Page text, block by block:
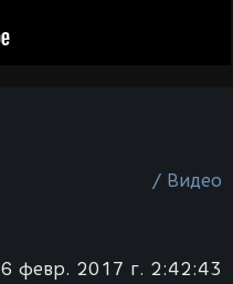
/ Видео
6 февр. 2017 г. 2:42:43